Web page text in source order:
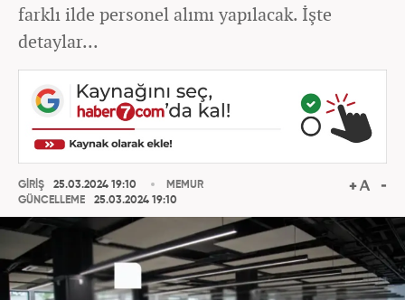
farklı ilde personel alımı yapılacak. İşte
detaylar...
GİRİŞ
25.03.2024 19:10
GÜNCELLEME
25.03.2024 19:10
MEMUR